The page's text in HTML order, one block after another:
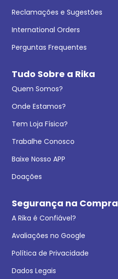
Reclamações e Sugestões
International Orders
Perguntas Frequentes
Tudo Sobre a Rika
Quem Somos?
Onde Estamos?
Tem Loja Física?
Trabalhe Conosco
Baixe Nosso APP
Doações
Segurança na Compra
A Rika é Confiável?
Avaliações no Google
Política de Privacidade
Dados Legais